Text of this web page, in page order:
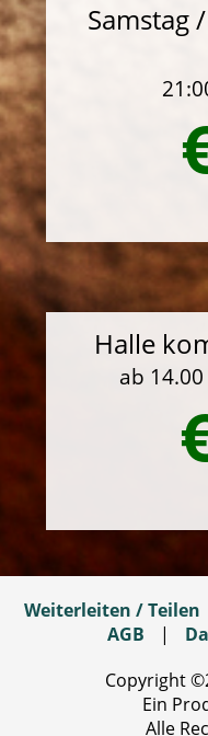
Samstag
Halle
ab
Weiterleiten / Teilen
AGB
|
Copyright
Ein
Alle